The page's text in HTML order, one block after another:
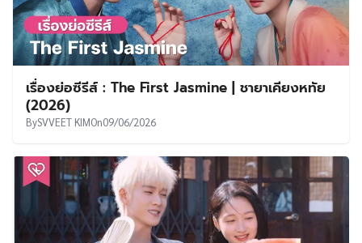
เรื่องย่อซีรีส์ : The First Jasmine | ชายาเคียงหทัย
(2026)
BySVVEET KIMOn09/06/2026